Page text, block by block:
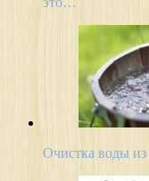
Очистка воды